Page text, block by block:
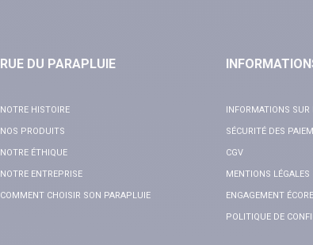
RUE DU PARAPLUIE
NOTRE HISTOIRE
NOS PRODUITS
NOTRE ÉTHIQUE
NOTRE ENTREPRISE
COMMENT CHOISIR SON PARAPLUIE
INFORMATIONS SUR
SÉCURITÉ DES
CGV
MENTIONS LÉGALES
ENGAGEMENT
POLITIQUE DE